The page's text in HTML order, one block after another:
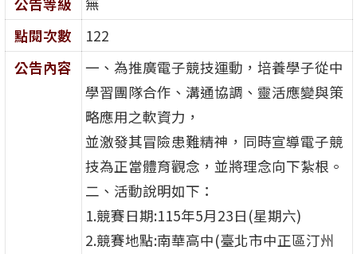
點閱次數
122
公告內容
一、為推廣電子競技運動，培養學子從中
學習團隊合作、溝通協調、靈活應變與策
略應用之軟資力，
並激發其冒險患難精神，同時宣導電子競
技為正當體育觀念，並將理念向下紮根。
二、活動說明如下：
1.競賽日期:115年5月23日(星期六)
2.競賽地點:南華高中(臺北市中正區汀州